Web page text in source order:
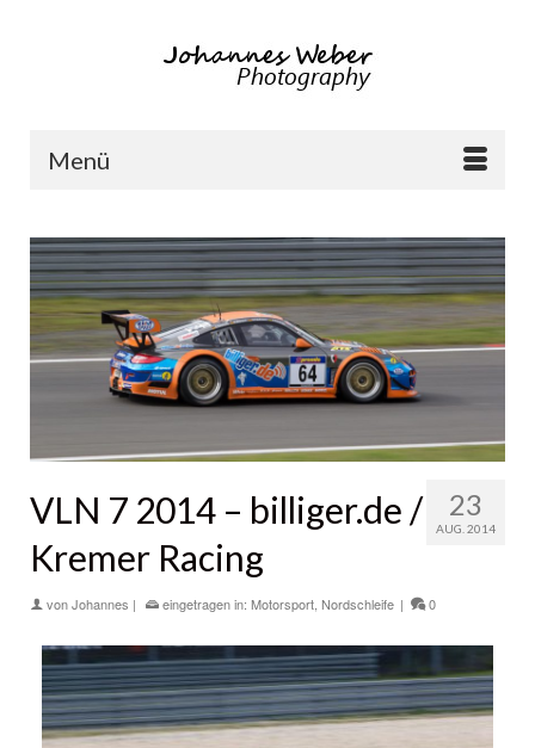
Menü
23
AUG. 2014
VLN 7 2014 – billiger.de /
Kremer Racing
vonJohannes | eingetragen in: Motorsport Nordschleife | 0